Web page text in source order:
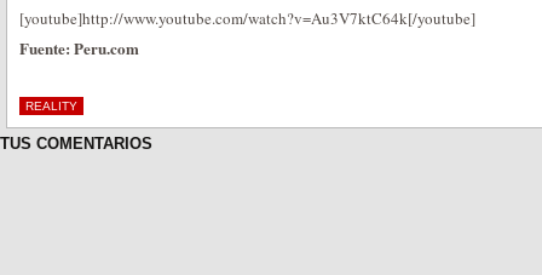
[youtube]http://www.youtube.com/watch?v=Au3V7ktC64k[/youtube]
Fuente: Peru.com
REALITY
TUS COMENTARIOS